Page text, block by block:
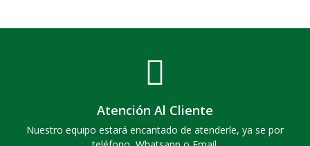
Atención Al Cliente
Nuestro equipo estará encantado de atenderle, ya se por